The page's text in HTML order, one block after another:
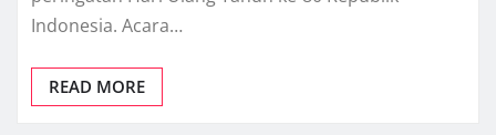
Indonesia. Acara…
READ MORE